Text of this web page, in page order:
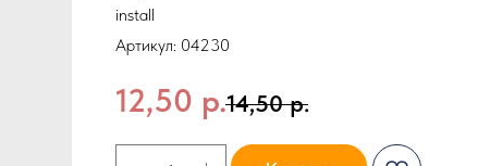
install
Артикул: 04230
12,50 р.14,50 р.